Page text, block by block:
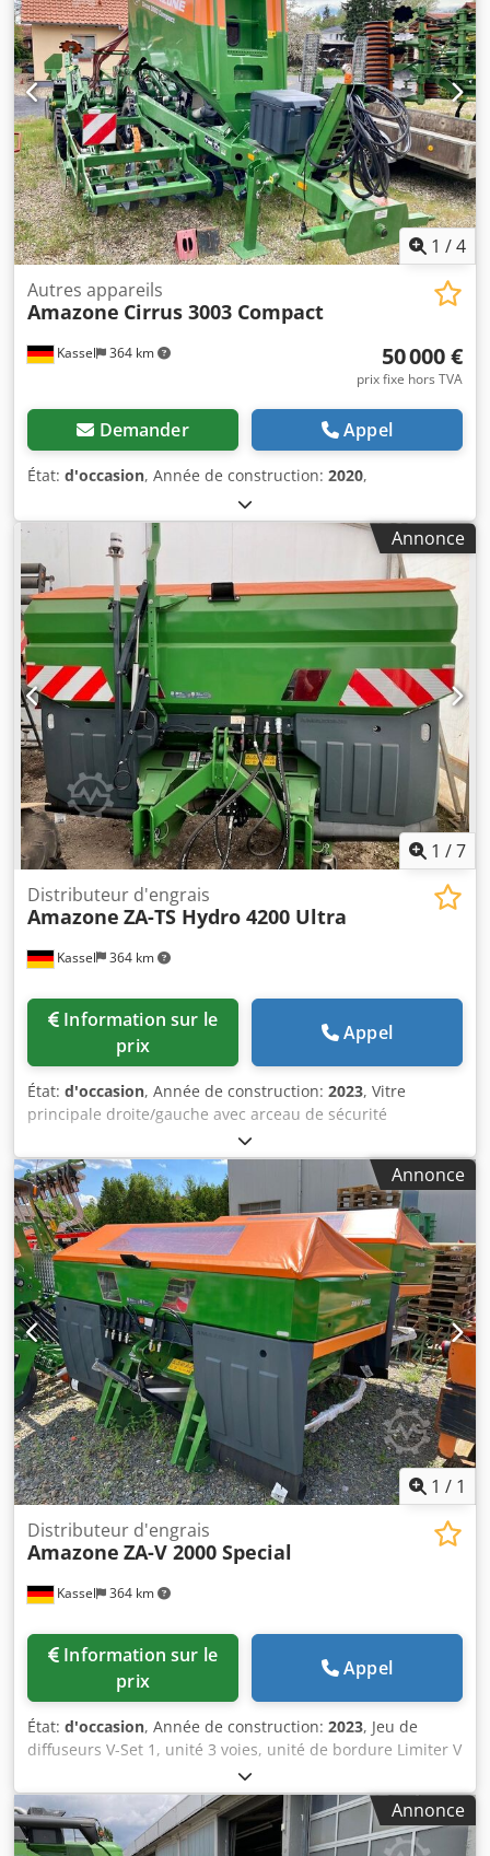
1 /4
Kassel 364 km
Autres appareils
Amazone Cirrus 3003 Compact
50 000 €
prix fixe hors TVA
Demander Appel
État: d'occasion, Année de construction: 2020,
Annonce
1 /7
Kassel 364 km
Distributeur d'engrais
Amazone ZA-TS Hydro 4200 Ultra
prix
Appel
État: d'occasion, Année de construction: 2023, Vitre
principale droite/gauche avec arceau de sécurité
automatique TS, dispositif de distribution monté d’usine /
pivotant. Capteur d’inclinaison pour système de pesée
électronique / réglage du système d’introduction.
Composants du système de pesée professionnel pour
appareils de base ZA. Éclairage LED arrière manuel. Dsdet
A Udgepfx Aidjck
Annonce
1 / 1
Kassel 364 km
Distributeur d'engrais
Amazone ZA-V 2000 Special
prix
Appel
État: d'occasion, Année de construction: 2023, Jeu de
diffuseurs V-Set 1, unité 3 voies, unité de bordure Limiter V
/ arceau de protection des tuyaux S, dispositif de roulage
amovible, mécanisme d’épandage ZA-V, réhausse de
trémie S / arbre à cardan 2000 avec limiteur à friction,
éléments d’assemblage pour appareils de base ZA,
Annonce